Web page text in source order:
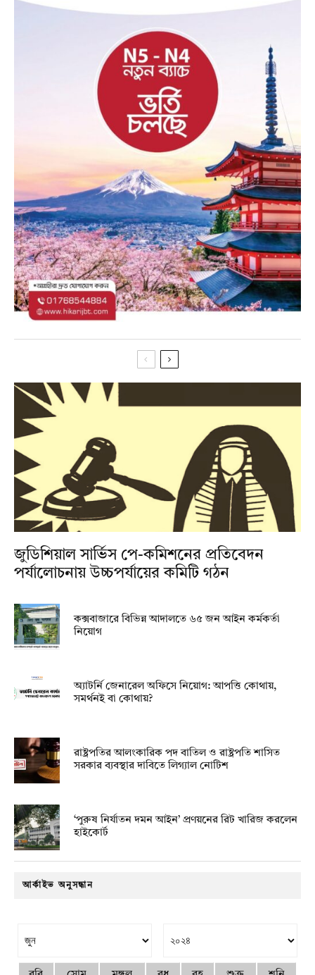
জুডিশিয়াল সার্ভিস পে-কমিশনের প্রতিবেদন
পর্যালোচনায় উচ্চপর্যায়ের কমিটি গঠন
কক্সবাজারে বিভিন্ন আদালতে ৬৫ জন আইন কর্মকর্তা
নিয়োগ
অ্যাটর্নি জেনারেল অফিসে নিয়োগ: আপত্তি কোথায়,
সমর্থনই বা কোথায়?
রাষ্ট্রপতির আলংকারিক পদ বাতিল ও রাষ্ট্রপতি শাসিত
সরকার ব্যবস্থার দাবিতে লিগ্যাল নোটিশ
‘পুরুষ নির্যাতন দমন আইন’ প্রণয়নের রিট খারিজ করলেন
হাইকোর্ট
আর্কাইভ অনুসন্ধান